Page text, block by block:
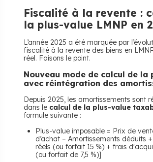
​Fiscalité à la revente :
la plus-value LMNP en
L’année 2025 a été marquée par
fiscalité à la revente des biens en
réel. Faisons le point.
​Nouveau mode de calcul de la
avec réintégration des
Depuis 2025, les amortissements sont
dans le calcul de la plus-value
formule suivante :
Plus-value imposable = Prix de
d’achat – Amortissements déduits
réels (ou forfait 15 %) + frais
(ou forfait de 7,5 %)]